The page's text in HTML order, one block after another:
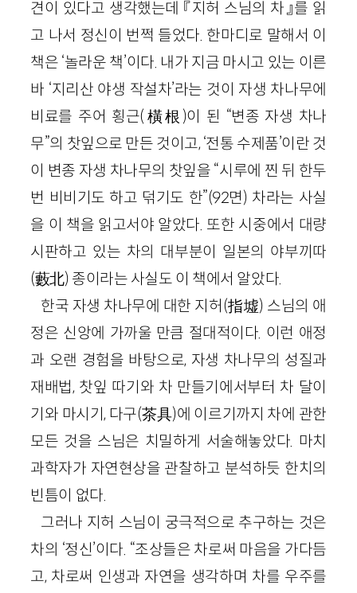
견이 있다고 생각했는데 『지허 스님의 차』를 읽
고 나서 정신이 번쩍 들었다. 한마디로 말해서 이
책은 ‘놀라운 책’이다. 내가 지금 마시고 있는 이른
바 ‘지리산 야생 작설차’라는 것이 자생 차나무에
비료를 주어 횡근(橫根)이 된 “변종 자생 차나
무”의 찻잎으로 만든 것이고, ‘전통 수제품’이란 것
이 변종 자생 차나무의 찻잎을 “시루에 찐 뒤 한두
번 비비기도 하고 덖기도 한”(92면) 차라는 사실
을 이 책을 읽고서야 알았다. 또한 시중에서 대량
시판하고 있는 차의 대부분이 일본의 야부끼따
(藪北) 종이라는 사실도 이 책에서 알았다.
한국 자생 차나무에 대한 지허(指墟) 스님의 애
정은 신앙에 가까울 만큼 절대적이다. 이런 애정
과 오랜 경험을 바탕으로, 자생 차나무의 성질과
재배법, 찻잎 따기와 차 만들기에서부터 차 달이
기와 마시기, 다구(茶具)에 이르기까지 차에 관한
모든 것을 스님은 치밀하게 서술해놓았다. 마치
과학자가 자연현상을 관찰하고 분석하듯 한치의
빈틈이 없다.
그러나 지허 스님이 궁극적으로 추구하는 것은
차의 ‘정신’이다. “조상들은 차로써 마음을 가다듬
고, 차로써 인생과 자연을 생각하며 차를 우주를